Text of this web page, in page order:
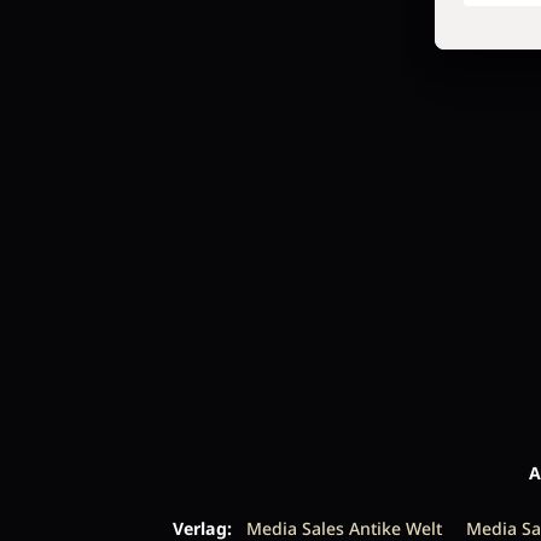
Verlag: Media Sales Antike Welt Media